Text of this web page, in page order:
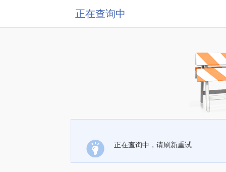
正在查询中
正在查询中，请刷新重试